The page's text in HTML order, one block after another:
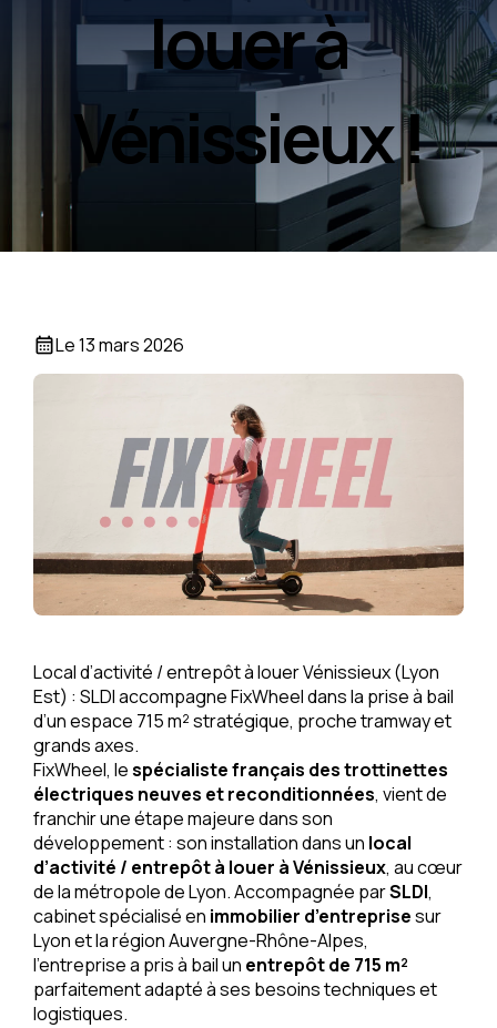
louer à
Vénissieux !
calendar_monthLe13 mars 2026
Local d’activité / entrepôt à louer Vénissieux (Lyon
Est) : SLDI accompagne FixWheel dans la prise à bail
d’un espace 715 m² stratégique, proche tramway et
grands axes.
FixWheel, lespécialiste français des trottinettes
électriques neuves et reconditionnées, vient de
franchir une étape majeure dans son
développement : son installation dans un local
d’activité / entrepôt à louer à Vénissieux, au cœur
de la métropole de Lyon. Accompagnée parSLDI,
cabinet spécialisé en immobilier d’entreprisesur
Lyon et la région Auvergne-Rhône-Alpes,
l’entreprise a pris à bail un entrepôt de 715 m²
parfaitement adapté à ses besoins techniques et
logistiques.